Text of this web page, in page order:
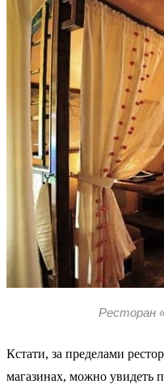
Ресторан
Кстати, за пределами
магазинах, можно увидеть